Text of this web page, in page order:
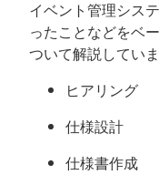
イベント管理シス
ったことなどをベ
ついて解説していま
ヒアリング
仕様設計
仕様書作成